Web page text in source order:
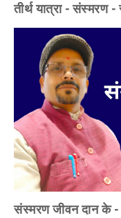
तीर्थ यात्रा - संस्मरण -
संस्मरण जीवन दान के -